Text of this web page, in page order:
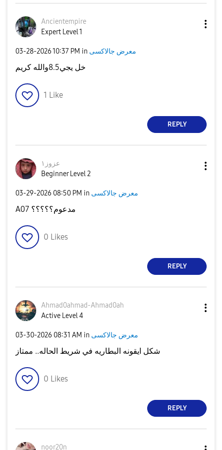
Ancientempire
Expert Level 1
‎03-28-202610:37 PM in معرض جالاكسى
خل يجي8.5والله كريم
1 Like
REPLY
عزوز١
Beginner Level 2
‎03-29-2026 08:50 PM in معرض جالاكسى
A07 مدعوم؟؟؟؟؟
0 Likes
REPLY
Ahmad0ahmad-Ahmad0ah
Active Level 4
‎03-30-2026 08:31 AM in معرض جالاكسى
شكل ايقونه البطاريه في شريط الحاله.. ممتاز
0 Likes
REPLY
noor20n